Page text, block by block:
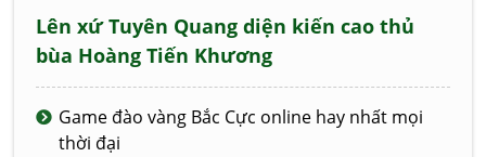
Lên xứ Tuyên Quang diện kiến cao thủ
bùa Hoàng Tiến Khương
Game đào vàng Bắc Cực online hay nhất mọi
thời đại